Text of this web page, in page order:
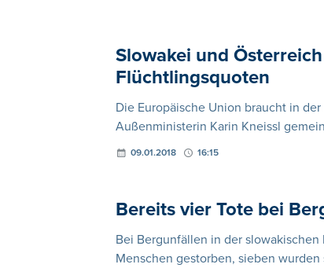
Slowakei und
Flüchtlingsquoten
Die Europäische Union braucht in
Außenministerin Karin Kneissl
09.01.2018 16:15
Bereits vier Tote bei
Bei Bergunfällen in der
Menschen gestorben, sieben